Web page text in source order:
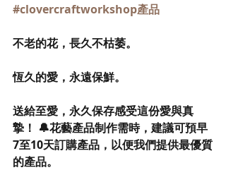
#clovercraftworkshop產品
不老的花，長久不枯萎。
恆久的愛，永遠保鮮。
送給至愛，永久保存感受這份愛與真
摯！ 🔔花藝產品制作需時，建議可預早
7至10天訂購產品，以便我們提供最優質
的產品。